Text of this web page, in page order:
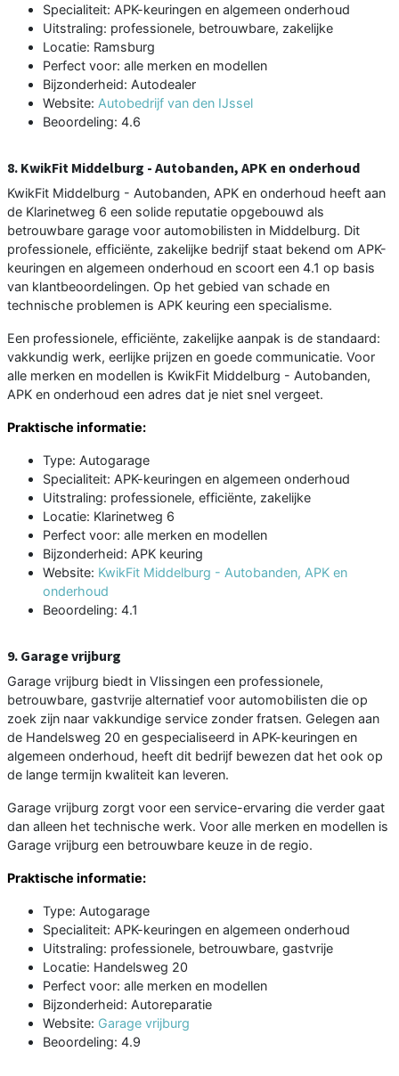
Specialiteit: APK-keuringen en algemeen onderhoud
Uitstraling: professionele, betrouwbare, zakelijke
Locatie: Ramsburg
Perfect voor: alle merken en modellen
Bijzonderheid: Autodealer
Website: Autobedrijf van den IJssel
Beoordeling: 4.6
8. KwikFit Middelburg - Autobanden, APK en onderhoud
KwikFit Middelburg - Autobanden, APK en onderhoud heeft aan
de Klarinetweg 6 een solide reputatie opgebouwd als
betrouwbare garage voor automobilisten in Middelburg. Dit
professionele, efficiënte, zakelijke bedrijf staat bekend om APK-
keuringen en algemeen onderhoud en scoort een 4.1 op basis
van klantbeoordelingen. Op het gebied van schade en
technische problemen is APK keuring een specialisme.
Een professionele, efficiënte, zakelijke aanpak is de standaard:
vakkundig werk, eerlijke prijzen en goede communicatie. Voor
alle merken en modellen is KwikFit Middelburg - Autobanden,
APK en onderhoud een adres dat je niet snel vergeet.
Praktische informatie:
Type: Autogarage
Specialiteit: APK-keuringen en algemeen onderhoud
Uitstraling: professionele, efficiënte, zakelijke
Locatie: Klarinetweg 6
Perfect voor: alle merken en modellen
Bijzonderheid: APK keuring
Website: KwikFit Middelburg - Autobanden, APK en
onderhoud
Beoordeling: 4.1
9. Garage vrijburg
Garage vrijburg biedt in Vlissingen een professionele,
betrouwbare, gastvrije alternatief voor automobilisten die op
zoek zijn naar vakkundige service zonder fratsen. Gelegen aan
de Handelsweg 20 en gespecialiseerd in APK-keuringen en
algemeen onderhoud, heeft dit bedrijf bewezen dat het ook op
de lange termijn kwaliteit kan leveren.
Garage vrijburg zorgt voor een service-ervaring die verder gaat
dan alleen het technische werk. Voor alle merken en modellen is
Garage vrijburg een betrouwbare keuze in de regio.
Praktische informatie:
Type: Autogarage
Specialiteit: APK-keuringen en algemeen onderhoud
Uitstraling: professionele, betrouwbare, gastvrije
Locatie: Handelsweg 20
Perfect voor: alle merken en modellen
Bijzonderheid: Autoreparatie
Website: Garage vrijburg
Beoordeling: 4.9